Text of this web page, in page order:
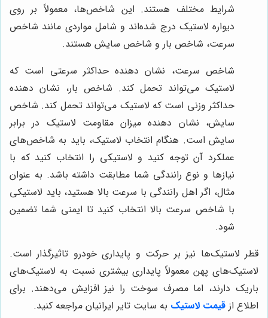
شرایط مختلف هستند. این شاخص‌ها، معمولاً بر روی
دیواره لاستیک درج شده‌اند و شامل مواردی مانند شاخص
سرعت، شاخص بار و شاخص سایش هستند.
شاخص سرعت، نشان دهنده حداکثر سرعتی است که
لاستیک می‌تواند تحمل کند. شاخص بار، نشان دهنده
حداکثر وزنی است که لاستیک می‌تواند تحمل کند. شاخص
سایش، نشان دهنده میزان مقاومت لاستیک در برابر
سایش است. هنگام انتخاب لاستیک، باید به شاخص‌های
عملکرد آن توجه کنید و لاستیکی را انتخاب کنید که با
نیازها و نوع رانندگی شما مطابقت داشته باشد. به عنوان
مثال، اگر اهل رانندگی با سرعت بالا هستید، باید لاستیکی
با شاخص سرعت بالا انتخاب کنید تا ایمنی شما تضمین
شود.
قطر لاستیک‌ها نیز بر حرکت و پایداری خودرو تاثیرگذار است.
لاستیک‌های پهن معمولاً پایداری بیشتری نسبت به لاستیک‌های
باریک دارند، اما مصرف سوخت را نیز افزایش می‌دهند. برای
اطلاع از قیمت لاستیک به سایت تایر ایرانیان مراجعه کنید.